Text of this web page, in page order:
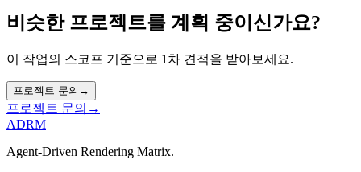
비슷한 프로젝트를 계획 중이신가요?
이 작업의 스코프 기준으로 1차 견적을 받아보세요.
프로젝트 문의 →
프로젝트 문의 →
ADRM
Agent-Driven Rendering Matrix.